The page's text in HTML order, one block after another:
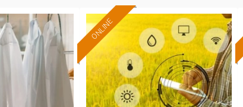
100%
ONLINE
Formación 100%
subvencionada.
Para desempleados,
trabajadores y autónomos.